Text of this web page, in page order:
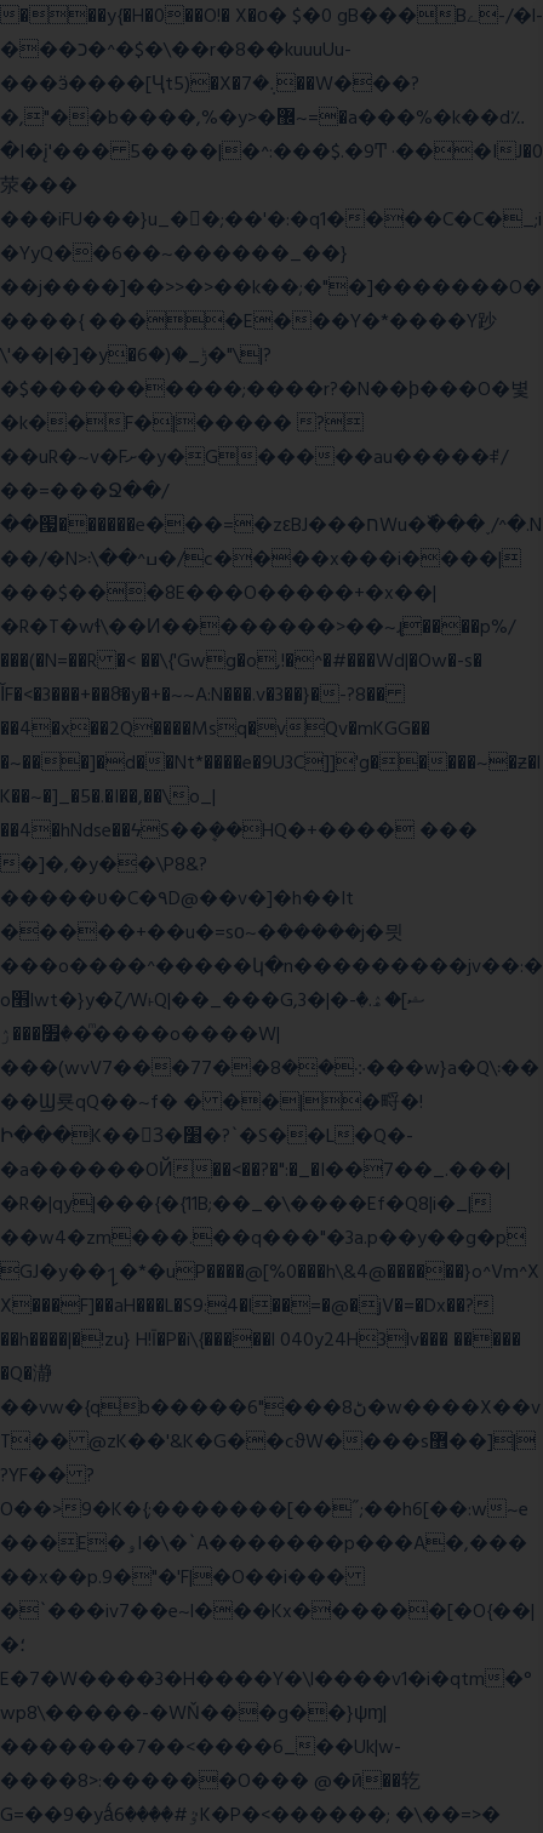
���y{�H�0��O!� X�о� $�0 gB���Bے-/�l-
���כ�^�$�\��r�8��kuuuUu-
���ӭ����[Ҷt5)�X�܉�7��W���?
�,"��b����,%�y>�޼~=�a���%�k��d؉
�I�į'��� 5����|�^:���$.�9Ͳ ·���IJ�0
荥���
���iFU���}u_��;��'�:�q1����C�C�_;i
�YyQ��6��~������_��}
��j����]��>>�>��k��;�"�]�������O�
����{ ����E���Y�*����Y䟞
\'��|�]�y�ݱ_�(�6�"\|?
�$����������;����r?�N��ϸ���O�볓
�k��F�|����� ?
��uR�~v�Fށ�y�G�����au�����ꑷ/
��=���Ջ��/
��՗������e���=�zεBJ���חWu�߰���˯/^�.N
��/�N>ߎ^��\܃�/c����x���i����|
���$���ܿ8E���O�����+�x��|
�R�T�wɬ\� �И��������>��~ɻ����p%/
���(�N=��R �< ��\{'Gwg�o,!�^�#���Wd|�Ow�-s�
ĬF�<�3���+��8ͣ�y�+�~~A:N���.v�3��}�-?8��
��4�x��2Q����Msq�vQv�mKGG��
�~���]�d��Nt*����e�9U3C]]'g�����~�ƶ�l
K��~�]_�5�.�I��,��\o_|
��4�hNdse��ϟS��ܷ��HQ�+���� ���
�]�,�y��\P8&?
�����ʋ�C�۹D@��v�]�h��It
�����+��u�=sο~�ܿ�����j�믯
���o����^�����կ�n���������jv��:�
o׫lwt�}y�ζ/W˫Q|��_���G,3�|�ޝ]�ۿ.�-
�׿���ۯ�ͫ����o����W|
���(wvV܀��8��77���7���w}a�Q\܃��
��Ϣ룟qQ��~f� � ��|�㽟�!
Ի���K��3ٓ�׸�?`�S��L�Q�-
�a������OЙ��<��?�":�_�I��7��_.���|
�R�|qy|���{�{11B;��_�\����Ef�Q8|i�_|
��w4�zm���.��q���"�3a.p��y��g�p
GJ�y��႑�*�uP����@[%0���h\&4@������}o^Vm^X
X���F]��aH���L�S9:4�l��=�@�jV�=�Dx��?
��h����|�!zu} H!Ī�P�i\{�����l 040y24H3lv��� �����
�Q�瀞
��vw�{qb�����6"���8ڻ�w����X��v
T�� @zK��'&K�G��cϑW����s޾��]|
?YF�� ?
O��>9�K�{;�������[��˝;��h6[��:w~e
���E�ۅl�\�`A�������p���A�,���
��x��p.9�"�'F|�O��i���
�`���iv7��e~l���Kx������[�O{��|
�؛
E�7�W����3�H����Y�\l����v1�i�qtm�°
wp8\�����-�WŇ���g��}ψɱ|
�������7��<����6_��Uk|w-
����8>:������O��� @�ӣ��䢀
G=��9�yǻٷ#����6K�P�<������; �\��=>�